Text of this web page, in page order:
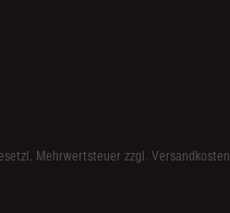
Mehrwertsteuer zzgl.Versandkosten